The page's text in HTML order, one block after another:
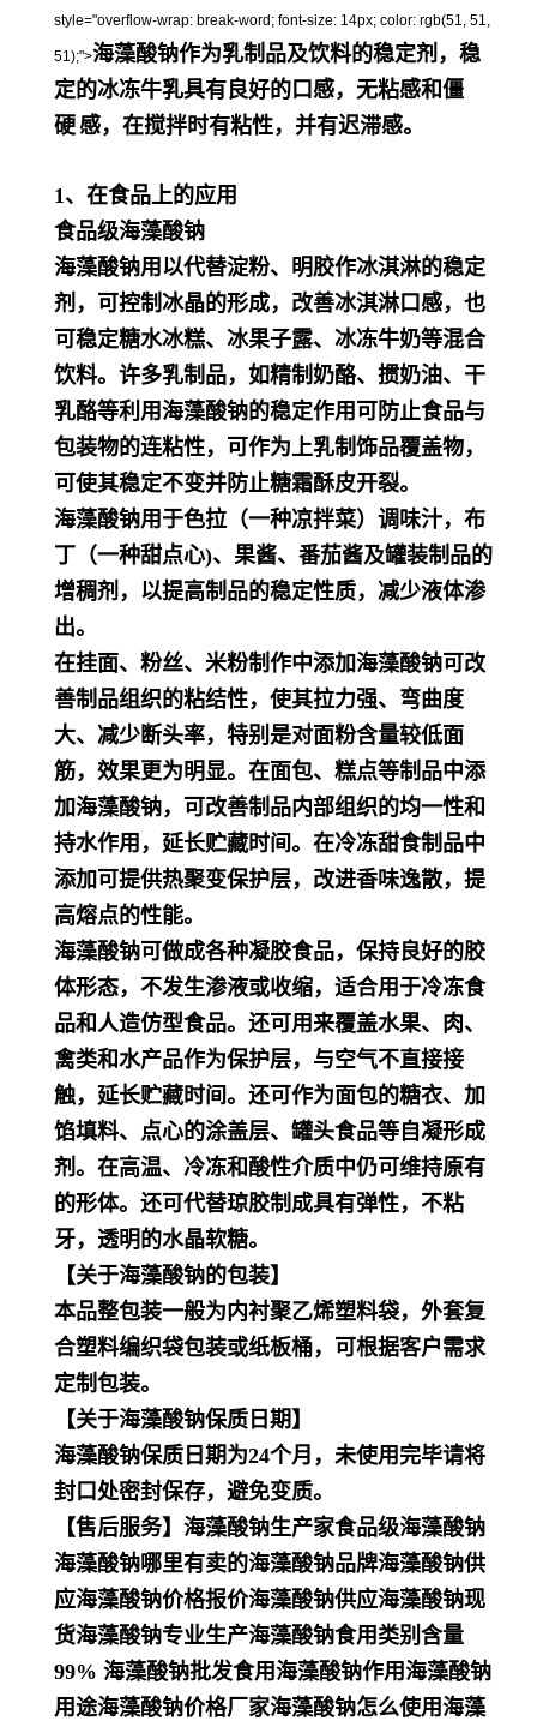
style="overflow-wrap: break-word; font-size: 14px; color: rgb(51, 51,
51);">海藻酸钠作为乳制品及饮料的稳定剂，稳
定的冰冻牛乳具有良好的口感，无粘感和僵
硬感，在搅拌时有粘性，并有迟滞感。
1、在食品上的应用
食品级海藻酸钠
海藻酸钠用以代替淀粉、明胶作冰淇淋的稳定
剂，可控制冰晶的形成，改善冰淇淋口感，也
可稳定糖水冰糕、冰果子露、冰冻牛奶等混合
饮料。许多乳制品，如精制奶酪、掼奶油、干
乳酪等利用海藻酸钠的稳定作用可防止食品与
包装物的连粘性，可作为上乳制饰品覆盖物，
可使其稳定不变并防止糖霜酥皮开裂。
海藻酸钠用于色拉（一种凉拌菜）调味汁，布
丁（一种甜点心)、果酱、番茄酱及罐装制品的
增稠剂，以提高制品的稳定性质，减少液体渗
出。
在挂面、粉丝、米粉制作中添加海藻酸钠可改
善制品组织的粘结性，使其拉力强、弯曲度
大、减少断头率，特别是对面粉含量较低面
筋，效果更为明显。在面包、糕点等制品中添
加海藻酸钠，可改善制品内部组织的均一性和
持水作用，延长贮藏时间。在冷冻甜食制品中
添加可提供热聚变保护层，改进香味逸散，提
高熔点的性能。
海藻酸钠可做成各种凝胶食品，保持良好的胶
体形态，不发生渗液或收缩，适合用于冷冻食
品和人造仿型食品。还可用来覆盖水果、肉、
禽类和水产品作为保护层，与空气不直接接
触，延长贮藏时间。还可作为面包的糖衣、加
馅填料、点心的涂盖层、罐头食品等自凝形成
剂。在高温、冷冻和酸性介质中仍可维持原有
的形体。还可代替琼胶制成具有弹性，不粘
牙，透明的水晶软糖。
【关于海藻酸钠的包装】
本品整包装一般为内衬聚乙烯塑料袋，外套复
合塑料编织袋包装或纸板桶，可根据客户需求
定制包装。
【关于海藻酸钠保质日期】
海藻酸钠保质日期为24个月，未使用完毕请将
封口处密封保存，避免变质。
【售后服务】海藻酸钠生产家食品级海藻酸钠
海藻酸钠哪里有卖的海藻酸钠品牌海藻酸钠供
应海藻酸钠价格报价海藻酸钠供应海藻酸钠现
货海藻酸钠专业生产海藻酸钠食用类别含量
99% 海藻酸钠批发食用海藻酸钠作用海藻酸钠
用途海藻酸钠价格厂家海藻酸钠怎么使用海藻